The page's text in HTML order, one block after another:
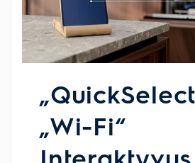
„Wi-Fi“